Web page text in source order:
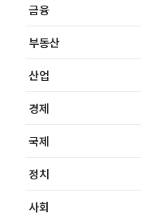
금융
부동산
산업
경제
국제
정치
사회